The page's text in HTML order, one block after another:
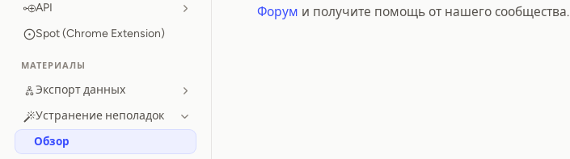
API
Spot (Chrome Extension)
МАТЕРИАЛЫ
Экспорт данных
Устранение неполадок
Обзор
Форум и получите помощь от нашего сообщества.